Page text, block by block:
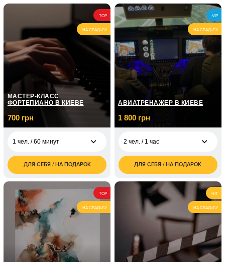
950
грн
6 чел. / 2 часа
4 800
грн
TOP
НА СВАДЬБУ
МАСТЕР-КЛАСС
ФОРТЕПИАНО В КИЕВЕ
700 грн
1 чел. / 60 минут
грн
1 чел. / Курс
фортепиано / 8
занятий по 1 часу
5 050
грн
1 чел. / Курс
фортепиано / 12
занятий по 1 часу
ДЛЯ СЕБЯ / НА ПОДАРОК
VIP
НА СВАДЬБУ
АВИАТРЕНАЖЕР В КИЕВЕ
1 800 грн
2 чел. / 1 час
1 800
грн
ДЛЯ СЕБЯ / НА ПОДАРОК
TOP
НА СВАДЬБУ
HIT
НА СВАДЬБУ